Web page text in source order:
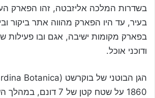
בשדרות המלכה אליזבטה, זהו הפארק
בעיר, עד היו הפארק מהווה אתר ביקור
בפארק מקומות ישיבה, אגם ובו פעילות
ודוכני אוכל.
1860 על שטח קטן של 7